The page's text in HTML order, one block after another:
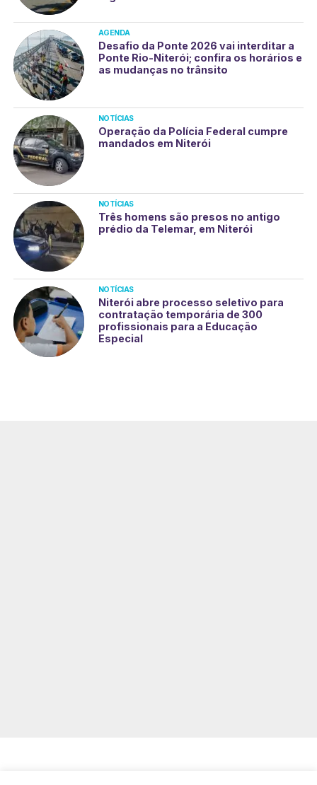
AGENDA
Desafio da Ponte 2026 vai interditar a
Ponte Rio-Niterói; confira os horários e
as mudanças no trânsito
NOTÍCIAS
Operação da Polícia Federal cumpre
mandados em Niterói
NOTÍCIAS
Três homens são presos no antigo
prédio da Telemar, em Niterói
NOTÍCIAS
Niterói abre processo seletivo para
contratação temporária de 300
profissionais para a Educação
Especial